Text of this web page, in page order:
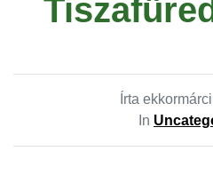
Írta ekkor
In